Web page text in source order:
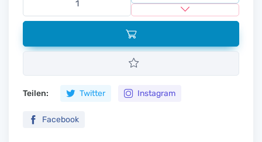
Teilen: Twitter Instagram
Facebook